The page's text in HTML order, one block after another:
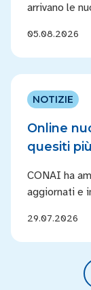
arrivano le
05.08.2026
NOTIZIE
Online
quesiti
CONAI ha
aggiornati e
29.07.2026